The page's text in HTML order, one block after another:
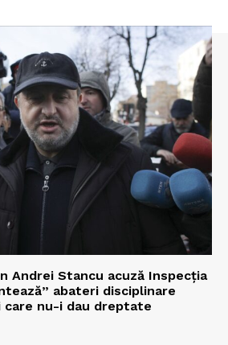
Andrei Stancu acuză Inspecția
abateri disciplinare
nu-i dau dreptate